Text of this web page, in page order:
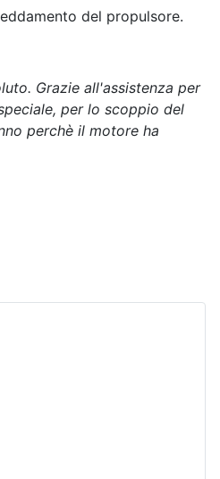
del propulsore.
Grazie all'assistenza per
per lo scoppio del
perchè il motore ha